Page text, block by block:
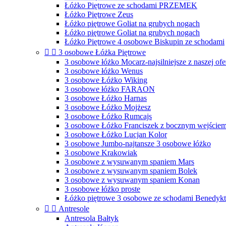
Łóżko Piętrowe ze schodami PRZEMEK
Łóżko Piętrowe Zeus
Łóżko piętrowe Goliat na grubych nogach
Łóżko piętrowe Goliat na grubych nogach
Łóżko Piętrowe 4 osobowe Biskupin ze schodami
  3 osobowe Łóżka Piętrowe
3 osobowe łóżko Mocarz-najsilniejsze z naszej
3 osobowe łóżko Wenus
3 osobowe Łóżko Wiking
3 osobowe łóżko FARAON
3 osobowe Łóżko Harnas
3 osobowe Łóżko Mojżesz
3 osobowe Łóżko Rumcajs
3 osobowe Łóżko Franciszek z bocznym
3 osobowe Łóżko Lucjan Kolor
3 osobowe Jumbo-najtansze 3 osobowe łóżko
3 osobowe Krakowiak
3 osobowe z wysuwanym spaniem Mars
3 osobowe z wysuwanym spaniem Bolek
3 osobowe z wysuwanym spaniem Konan
3 osobowe łóżko proste
Łóżko piętrowe 3 osobowe ze schodami Benedykt
  Antresole
Antresola Bałtyk